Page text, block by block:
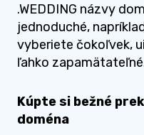
.WEDDING názvy
jednoduché,
vyberiete čokoľvek,
ľahko
Kúpte si bežné
doména